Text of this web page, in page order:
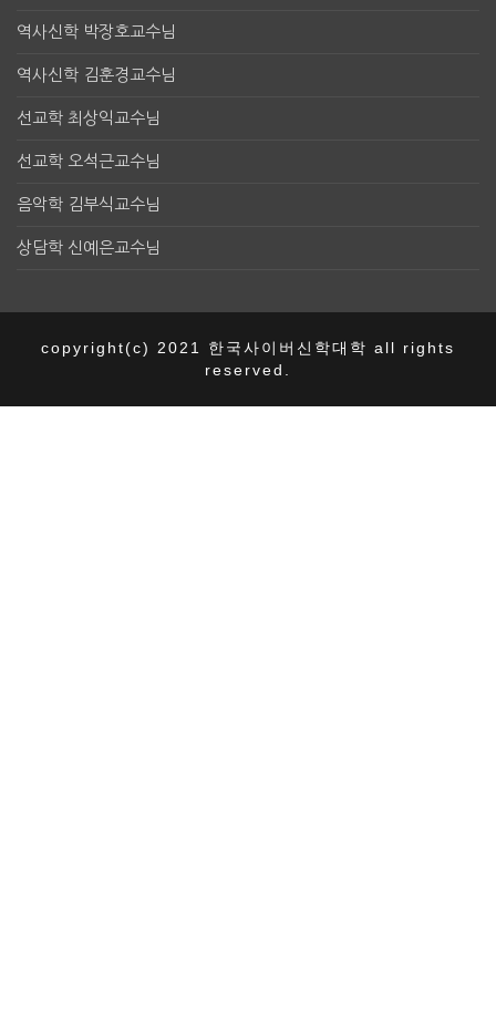
역사신학 박장호교수님
역사신학 김훈경교수님
선교학 최상익교수님
선교학 오석근교수님
음악학 김부식교수님
상담학 신예은교수님
copyright(c) 2021 한국사이버신학대학 all rights
reserved.